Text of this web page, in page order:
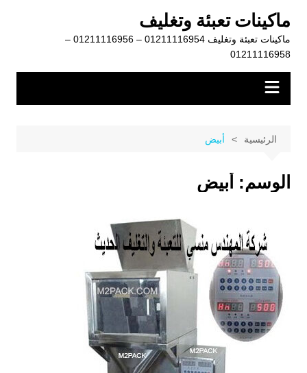
المحتوى
ماكينات تعبئة وتغليف
ماكينات تعبئة وتغليف 01211116954 – 01211116956 –
01211116958
الرئيسية أبيض
الوسم: أبيض